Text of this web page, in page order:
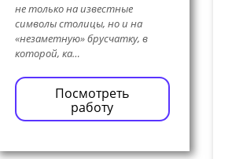
не только на известные
символы столицы, но и на
«незаметную» брусчатку, в
которой, ка…
Посмотреть
работу